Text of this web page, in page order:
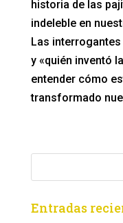
historia de las
indeleble en
Las
y «quién inventó
entender cómo
transformado
Entradas